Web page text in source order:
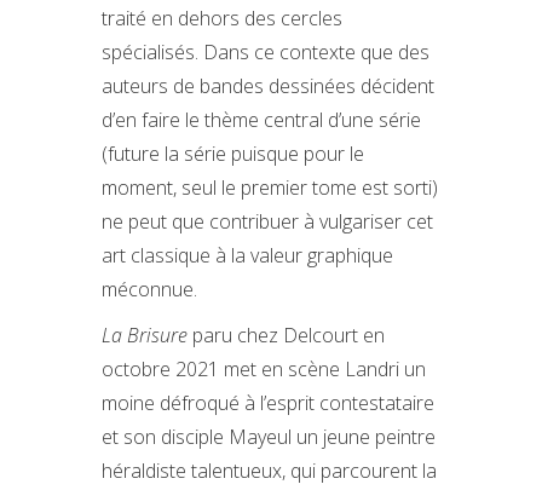
traité en dehors des cercles
spécialisés. Dans ce contexte que des
auteurs de bandes dessinées décident
d’en faire le thème central d’une série
(future la série puisque pour le
moment, seul le premier tome est sorti)
ne peut que contribuer à vulgariser cet
art classique à la valeur graphique
méconnue.
La Brisure paru chez Delcourt en
octobre 2021 met en scène Landri un
moine défroqué à l’esprit contestataire
et son disciple Mayeul un jeune peintre
héraldiste talentueux, qui parcourent la